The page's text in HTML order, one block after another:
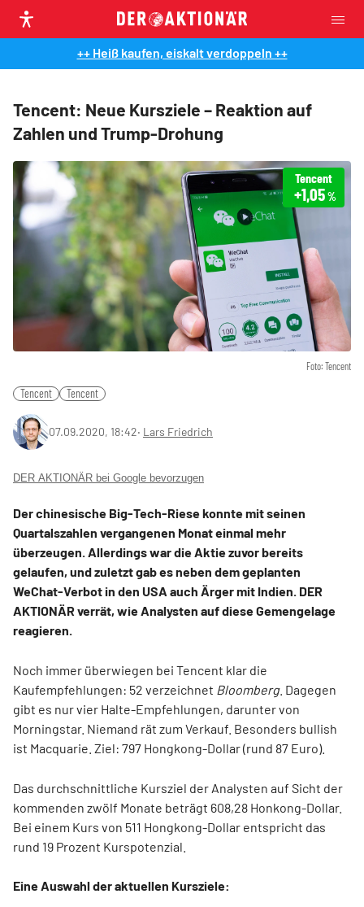
++ Heiß kaufen, eiskalt verdoppeln ++
Tencent: Neue Kursziele – Reaktion auf
Zahlen und Trump-Drohung
Foto: Tencent
Tencent
+1,05%
Tencent Tencent
07.09.2020, 18:42‧ Lars Friedrich
DER AKTIONÄR bei Google bevorzugen
Der chinesische Big-Tech-Riese konnte mit seinen
Quartalszahlen vergangenen Monat einmal mehr
überzeugen. Allerdings war die Aktie zuvor bereits
gelaufen, und zuletzt gab es neben dem geplanten
WeChat-Verbot in den USA auch Ärger mit Indien. DER
AKTIONÄR verrät, wie Analysten auf diese Gemengelage
reagieren.
Noch immer überwiegen bei Tencent klar die
Kaufempfehlungen: 52 verzeichnet Bloomberg. Dagegen
gibt es nur vier Halte-Empfehlungen, darunter von
Morningstar. Niemand rät zum Verkauf. Besonders bullish
ist Macquarie. Ziel: 797 Hongkong-Dollar (rund 87 Euro).
Das durchschnittliche Kursziel der Analysten auf Sicht der
kommenden zwölf Monate beträgt 608,28 Honkong-Dollar.
Bei einem Kurs von 511 Hongkong-Dollar entspricht das
rund 19 Prozent Kurspotenzial.
Eine Auswahl der aktuellen Kursziele: